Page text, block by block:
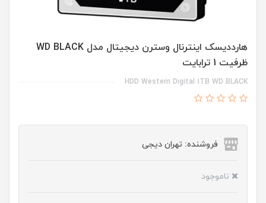
هارددیسک اینترنال وسترن دیجیتال مدل WD BLACK
ظرفیت 1 ترابایت
HDD Western Digital 1TB WD BLACK
فروشنده: تهران دیجی
ناموجود